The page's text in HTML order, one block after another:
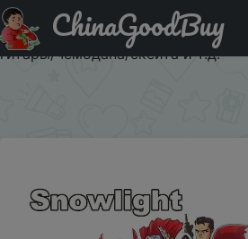
Придбати по акціи 50 шт. Marvel
рисунком из мультфильма
гитары/чемодана/скейта и т.д.
ChinaGoodBuy